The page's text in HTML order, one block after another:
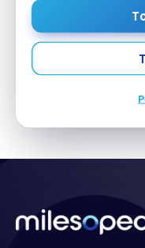
Avis : Asiana